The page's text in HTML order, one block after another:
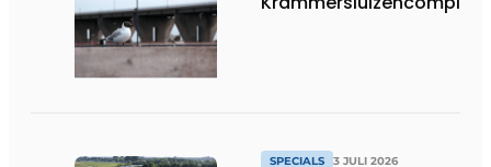
SPECIALS 3 JULI 2026